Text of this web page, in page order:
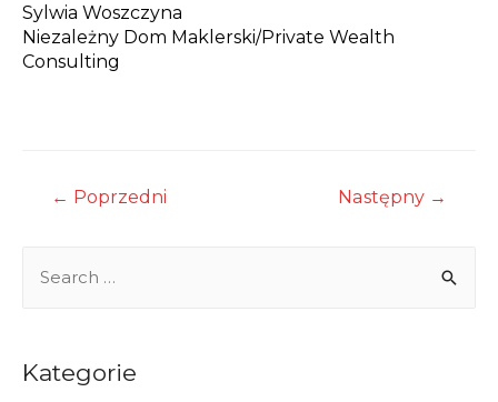
Sylwia Woszczyna
Niezależny Dom Maklerski/Private Wealth
Consulting
Nawigacja
← Poprzedni Następny →
rKategorie